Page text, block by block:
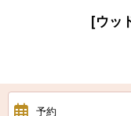
[ウッ
予約